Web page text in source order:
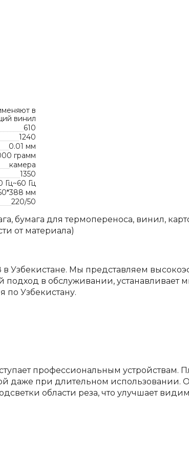
в
винил
610
1240
0.01 мм
грамм
камера
1350
Гц~60 Гц
мм
220/50
бумага для термопереноса, винил,
от материала)
Узбекистане. Мы представляем
подход в обслуживании,
по Узбекистану.
профессиональным устройствам.
даже при длительном использовании.
области реза, что улучшает